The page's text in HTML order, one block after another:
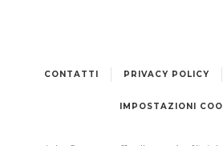
CONTATTI PRIVACY POLICY
IMPOSTAZIONI